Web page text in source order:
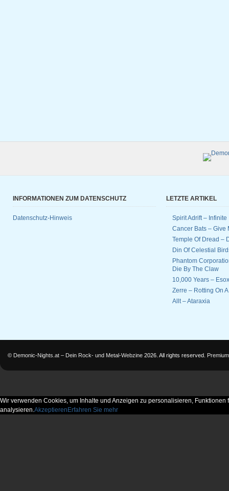
INFORMATIONEN ZUM DATENSCHUTZ
Datenschutz-Hinweis
LETZTE ARTIKEL
Spirit Adrift –
Cancer Bats – Give
Temple Of Dread –
Din Of Celestial
Phantom
Die By The Claw
10,000 Years –
Zerre – Rotting On
Allt – Ataraxia
© Demonic-Nights.at – Dein Rock- und Metal-Webzine 2026. All rights reserved.
Wir verwenden Cookies, um Inhalte und Anzeigen zu personalisieren,
analysieren.Akzeptieren Erfahren Sie mehr